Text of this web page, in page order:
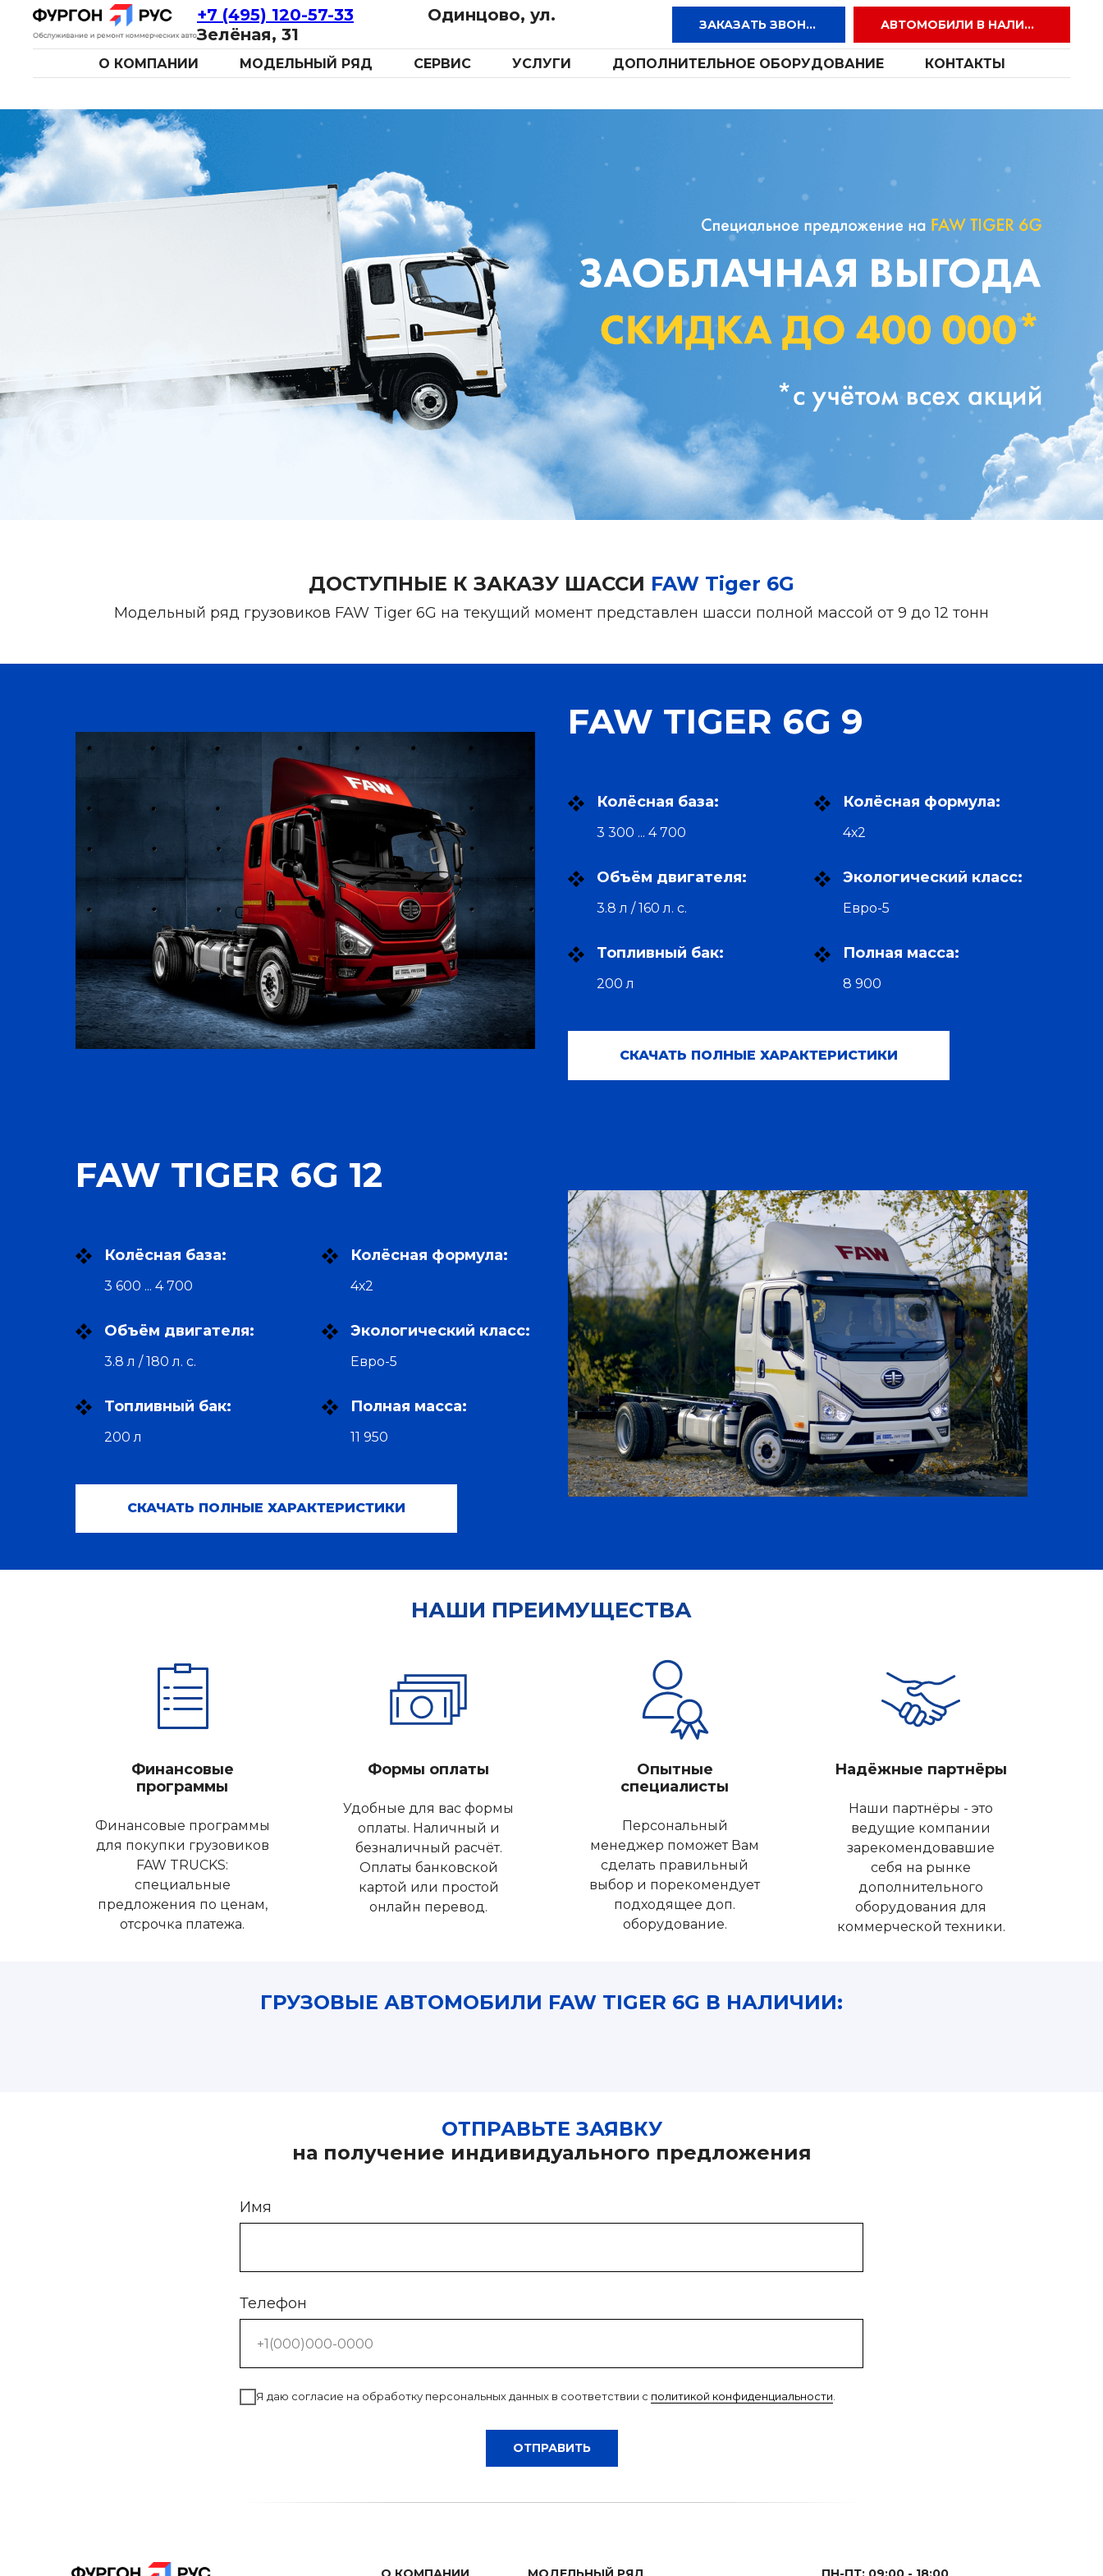
+7 (495) 120-57-33
Одинцово, ул.
Зелёная, 31
ЗАКАЗАТЬ ЗВОНОК АВТОМОБИЛИ В НАЛИЧИИ
О КОМПАНИИ МОДЕЛЬНЫЙ РЯД СЕРВИС УСЛУГИ ДОПОЛНИТЕЛЬНОЕ ОБОРУДОВАНИЕ КОНТАКТЫ
ДОСТУПНЫЕ К ЗАКАЗУ ШАССИ FAW Tiger 6G
Модельный ряд грузовиков FAW Tiger 6G на текущий момент представлен шасси полной массой от 9 до 12 тонн
FAW TIGER 6G 9
Колёсная база:
3 300 ... 4 700
Колёсная формула:
4х2
Объём двигателя:
3.8 л / 160 л. с.
Экологический класс:
Евро-5
Топливный бак:
200 л
Полная масса:
8 900
СКАЧАТЬ ПОЛНЫЕ ХАРАКТЕРИСТИКИ
FAW TIGER 6G 12
Колёсная база:
3 600 ... 4 700
Колёсная формула:
4х2
Объём двигателя:
3.8 л / 180 л. с.
Экологический класс:
Евро-5
Топливный бак:
200 л
Полная масса:
11 950
СКАЧАТЬ ПОЛНЫЕ ХАРАКТЕРИСТИКИ
НАШИ ПРЕИМУЩЕСТВА
Финансовые
программы
Финансовые программы
для покупки грузовиков
FAW TRUCKS:
специальные
предложения по ценам,
отсрочка платежа.
Формы оплаты
Удобные для вас формы
оплаты. Наличный и
безналичный расчёт.
Оплаты банковской
картой или простой
онлайн перевод.
Опытные
специалисты
Персональный
менеджер поможет Вам
сделать правильный
выбор и порекомендует
подходящее доп.
оборудование.
Надёжные партнёры
Наши партнёры - это
ведущие компании
зарекомендовавшие
себя на рынке
дополнительного
оборудования для
коммерческой техники.
ГРУЗОВЫЕ АВТОМОБИЛИ FAW TIGER 6G В НАЛИЧИИ:
ОТПРАВЬТЕ ЗАЯВКУ
на получение индивидуального предложения
Имя
Телефон
Я даю согласие на обработку персональных данных в соответствии с политикой конфиденциальности.
ОТПРАВИТЬ